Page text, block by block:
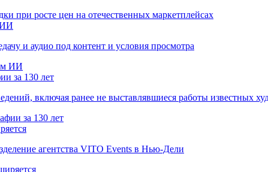
ИИ
и аудио под контент и условия просмотра
за 130 лет
включая ранее не выставлявшиеся работы известных
агентства VITO Events в Нью-Дели